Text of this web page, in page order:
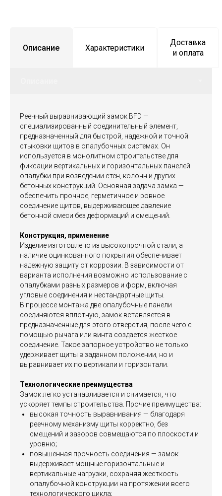
Описание Характеристики
Доставка
и оплата
Реечный выравнивающий замок BFD —
специализированный соединительный элемент,
предназначенный для быстрой, надежной и точной
стыковки щитов в опалубочных системах. Он
используется в монолитном строительстве для
фиксации вертикальных и горизонтальных панелей
опалубки при возведении стен, колонн и других
бетонных конструкций. Основная задача замка —
обеспечить прочное, герметичное и ровное
соединение щитов, выдерживающее давление
бетонной смеси без деформаций и смещений.
Конструкция, применение
Изделие изготовлено из высокопрочной стали, а
наличие оцинкованного покрытия обеспечивает
надежную защиту от коррозии. В зависимости от
варианта исполнения возможно использование с
опалубками разных размеров и форм, включая
угловые соединения и нестандартные щиты.
В процессе монтажа две опалубочные панели
соединяются вплотную, замок вставляется в
предназначенные для этого отверстия, после чего с
помощью рычага или винта создается жесткое
соединение. Такое запорное устройство не только
удерживает щиты в заданном положении, но и
выравнивает их по вертикали и горизонтали.
Технологические преимущества
Замок легко устанавливается и снимается, что
ускоряет темпы строительства. Прочие преимущества:
высокая точность выравнивания — благодаря
реечному механизму щиты корректно, без
смещений и зазоров совмещаются по плоскости и
уровню;
повышенная прочность соединения — замок
выдерживает мощные горизонтальные и
вертикальные нагрузки, сохраняя жесткость
опалубочной конструкции на протяжении всего
технологического цикла;